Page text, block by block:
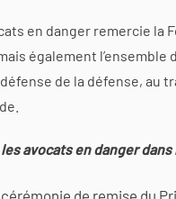
en danger remercie la
également
de la défense, au
avocats en danger
de remise du